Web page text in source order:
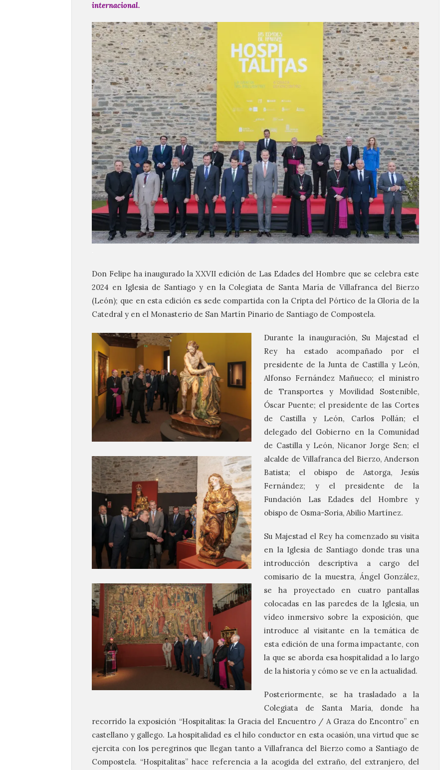
internacional.
Don Felipe ha inaugurado la XXVII edición de Las Edades del Hombre que se celebra este
2024 en Iglesia de Santiago y en la Colegiata de Santa María de Villafranca del Bierzo
(León); que en esta edición es sede compartida con la Cripta del Pórtico de la Gloria de la
Catedral y en el Monasterio de San Martín Pinario de Santiago de Compostela.
Durante la inauguración, Su Majestad el
Rey ha estado acompañado por el
presidente de la Junta de Castilla y León,
Alfonso Fernández Mañueco; el ministro
de Transportes y Movilidad Sostenible,
Óscar Puente; el presidente de las Cortes
de Castilla y León, Carlos Pollán; el
delegado del Gobierno en la Comunidad
de Castilla y León, Nicanor Jorge Sen; el
alcalde de Villafranca del Bierzo, Anderson
Batista; el obispo de Astorga, Jesús
Fernández; y el presidente de la
Fundación Las Edades del Hombre y
obispo de Osma-Soria, Abilio Martínez.
Su Majestad el Rey ha comenzado su visita
en la Iglesia de Santiago donde tras una
introducción descriptiva a cargo del
comisario de la muestra, Ángel González,
se ha proyectado en cuatro pantallas
colocadas en las paredes de la Iglesia, un
vídeo inmersivo sobre la exposición, que
introduce al visitante en la temática de
esta edición de una forma impactante, con
la que se aborda esa hospitalidad a lo largo
de la historia y cómo se ve en la actualidad.
Posteriormente, se ha trasladado a la
Colegiata de Santa María, donde ha
recorrido la exposición “Hospitalitas: la Gracia del Encuentro / A Graza do Encontro” en
castellano y gallego. La hospitalidad es el hilo conductor en esta ocasión, una virtud que se
ejercita con los peregrinos que llegan tanto a Villafranca del Bierzo como a Santiago de
Compostela. “Hospitalitas” hace referencia a la acogida del extraño, del extranjero, del